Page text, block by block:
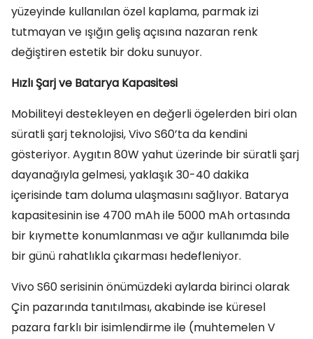
yüzeyinde kullanılan özel kaplama, parmak izi
tutmayan ve ışığın geliş açısına nazaran renk
değiştiren estetik bir doku sunuyor.
Hızlı Şarj ve Batarya Kapasitesi
Mobiliteyi destekleyen en değerli ögelerden biri olan
süratli şarj teknolojisi, Vivo S60’ta da kendini
gösteriyor. Aygıtın 80W yahut üzerinde bir süratli şarj
dayanağıyla gelmesi, yaklaşık 30-40 dakika
içerisinde tam doluma ulaşmasını sağlıyor. Batarya
kapasitesinin ise 4700 mAh ile 5000 mAh ortasında
bir kıymette konumlanması ve ağır kullanımda bile
bir günü rahatlıkla çıkarması hedefleniyor.
Vivo S60 serisinin önümüzdeki aylarda birinci olarak
Çin pazarında tanıtılması, akabinde ise küresel
pazara farklı bir isimlendirme ile (muhtemelen V